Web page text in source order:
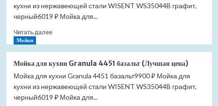
Granula
4451
(Лучшая
кухни из нержавеющей стали WISENT WS35044B графит,
черный6019 ₽ Мойка для...
Читать далееПрочитать
для
кухни
Granula
4451
Мойки
Мойка для кухни Granula 4451 базальт (Лучшая цена)
Мойка для кухни Granula 4451 базальт9900 ₽ Мойка для
кухни из нержавеющей стали WISENT WS35044B графит,
черный6019 ₽ Мойка для...